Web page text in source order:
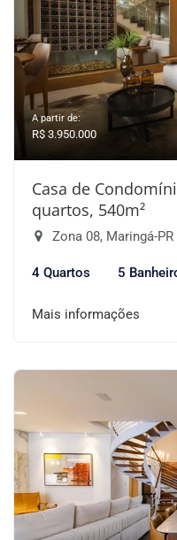
A partir de:
R$ 3.950.000
Casa de
quartos, 540m²
Zona 08, Maringá-PR
4 Quartos 5
Mais informações